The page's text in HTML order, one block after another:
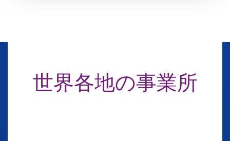
世界各地の事業所